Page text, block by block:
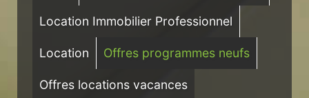
Location Immobilier Professionnel
Location Offres programmes neufs
Offres locations vacances